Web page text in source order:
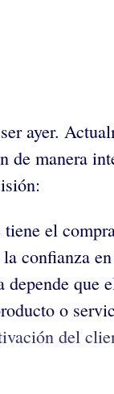
ayer.
manera
el
confianza
depende que
o
del